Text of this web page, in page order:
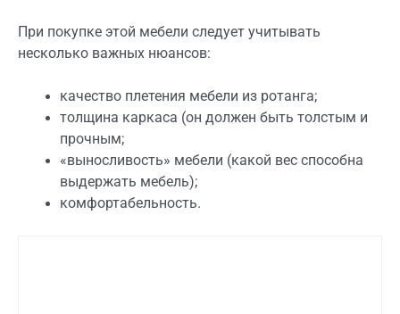
При покупке этой мебели следует учитывать
несколько важных нюансов:
качество плетения мебели из ротанга;
толщина каркаса (он должен быть толстым и
прочным;
«выносливость» мебели (какой вес способна
выдержать мебель);
комфортабельность.